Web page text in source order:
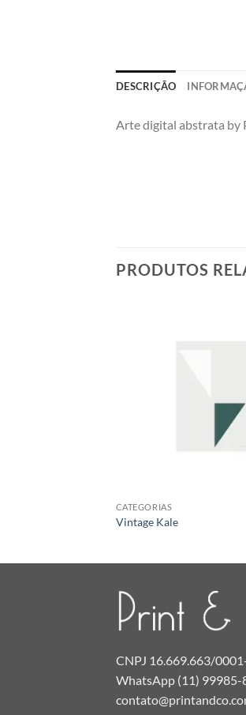
DESCRIÇÃO
Arte digital abstrata by
PRODUTOS
CATEGORIAS
Vintage Kale
CNPJ 16.669.663/
WhatsApp (11) 99985-